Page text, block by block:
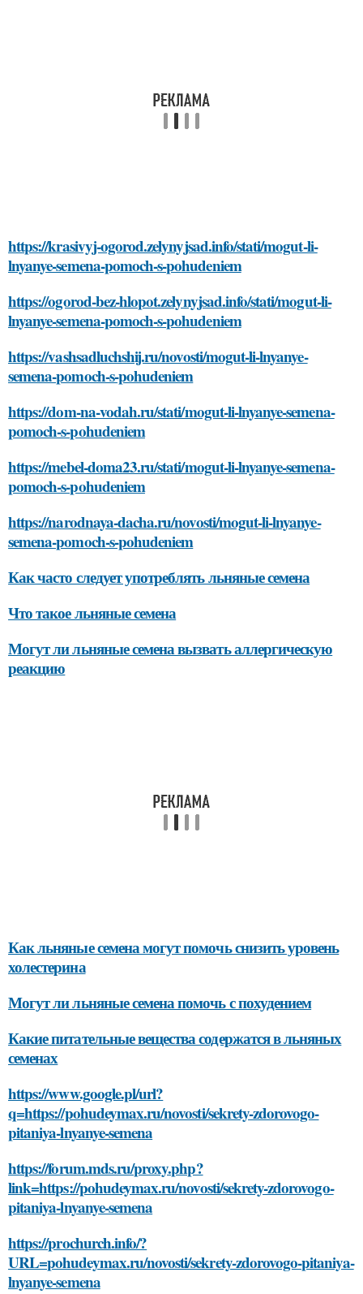
https://krasivyj-ogorod.zelynyjsad.info/stati/mogut-li-
lnyanye-semena-pomoch-s-pohudeniem
https://ogorod-bez-hlopot.zelynyjsad.info/stati/mogut-li-
lnyanye-semena-pomoch-s-pohudeniem
https://vashsadluchshij.ru/novosti/mogut-li-lnyanye-
semena-pomoch-s-pohudeniem
https://dom-na-vodah.ru/stati/mogut-li-lnyanye-semena-
pomoch-s-pohudeniem
https://mebel-doma23.ru/stati/mogut-li-lnyanye-semena-
pomoch-s-pohudeniem
https://narodnaya-dacha.ru/novosti/mogut-li-lnyanye-
semena-pomoch-s-pohudeniem
Как часто следует употреблять льняные семена
Что такое льняные семена
Могут ли льняные семена вызвать аллергическую
реакцию
Как льняные семена могут помочь снизить уровень
холестерина
Могут ли льняные семена помочь с похудением
Какие питательные вещества содержатся в льняных
семенах
https://www.google.pl/url?
q=https://pohudeymax.ru/novosti/sekrety-zdorovogo-
pitaniya-lnyanye-semena
https://forum.mds.ru/proxy.php?
link=https://pohudeymax.ru/novosti/sekrety-zdorovogo-
pitaniya-lnyanye-semena
https://prochurch.info/?
URL=pohudeymax.ru/novosti/sekrety-zdorovogo-pitaniya-
lnyanye-semena